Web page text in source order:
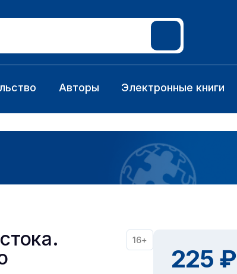
Авторы Электронные книги
16+
225 ₽